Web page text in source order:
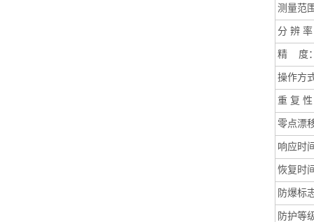
测量范
分 辨
精度
操作方
重复 性
零点漂
响应时
恢复时
防爆标
防护等